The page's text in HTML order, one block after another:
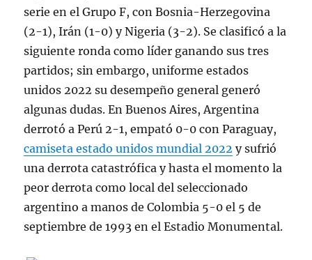
serie en el Grupo F, con Bosnia-Herzegovina
(2-1), Irán (1-0) y Nigeria (3-2). Se clasificó a la
siguiente ronda como líder ganando sus tres
partidos; sin embargo, uniforme estados
unidos 2022 su desempeño general generó
algunas dudas. En Buenos Aires, Argentina
derrotó a Perú 2-1, empató 0-0 con Paraguay,
camiseta estado unidos mundial 2022 y sufrió
una derrota catastrófica y hasta el momento la
peor derrota como local del seleccionado
argentino a manos de Colombia 5-0 el 5 de
septiembre de 1993 en el Estadio Monumental.